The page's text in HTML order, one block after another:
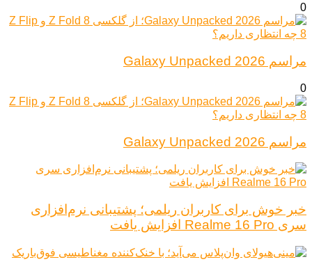
0
مراسم Galaxy Unpacked 2026
0
مراسم Galaxy Unpacked 2026
خبر خوش برای کاربران ریلمی؛ پشتیبانی نرم‌افزاری
سری Realme 16 Pro افزایش یافت